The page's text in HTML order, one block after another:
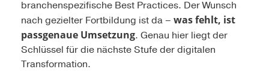
branchenspezifische Best Practices. Der Wunsch
nach gezielter Fortbildung ist da – was fehlt, ist
passgenaue Umsetzung. Genau hier liegt der
Schlüssel für die nächste Stufe der digitalen
Transformation.